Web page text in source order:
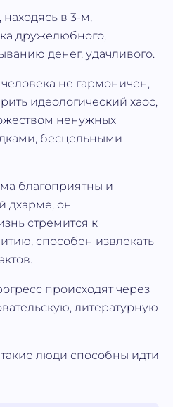
в 3-м,
дружелюбного,
денег, удачливого.
не гармоничен,
идеологический хаос,
ненужных
бесцельными
благоприятны и
дхарме, он
стремится к
способен извлекать
происходят через
литературную
люди способны идти